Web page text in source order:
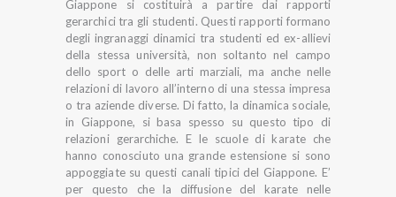
Giappone si costituirà a partire dai rapporti
gerarchici tra gli studenti. Questi rapporti formano
degli ingranaggi dinamici tra studenti ed ex-allievi
della stessa università, non soltanto nel campo
dello sport o delle arti marziali, ma anche nelle
relazioni di lavoro all’interno di una stessa impresa
o tra aziende diverse. Di fatto, la dinamica sociale,
in Giappone, si basa spesso su questo tipo di
relazioni gerarchiche. E le scuole di karate che
hanno conosciuto una grande estensione si sono
appoggiate su questi canali tipici del Giappone. E’
per questo che la diffusione del karate nelle